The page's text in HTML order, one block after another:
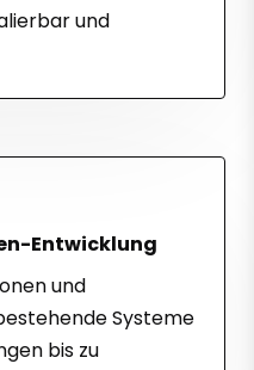
und
Entwicklung
und
Systeme
bis zu